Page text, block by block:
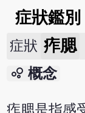
症狀鑑別
症狀 痄腮
bubble_chart 概念
痄腮是指感